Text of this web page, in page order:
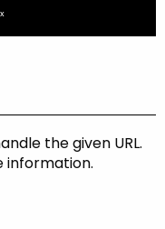
the given URL.
information.